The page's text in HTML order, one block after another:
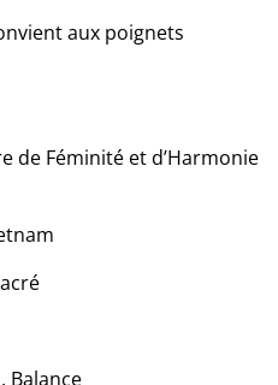
aux poignets
de Féminité et d’Harmonie
Balance